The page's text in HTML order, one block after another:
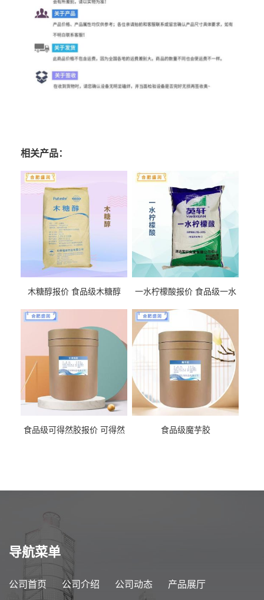
相关产品：
木糖醇报价 食品级木糖醇
一水柠檬酸报价 食品级一水
食品级可得然胶报价 可得然
食品级魔芋胶
导航菜单
公司首页 公司介绍 公司动态 产品展厅